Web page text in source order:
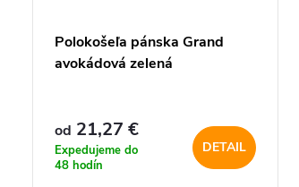
Polokošeľa pánska Grand
avokádová zelená
od 21,27 €
Expedujeme do
48 hodín
DETAIL